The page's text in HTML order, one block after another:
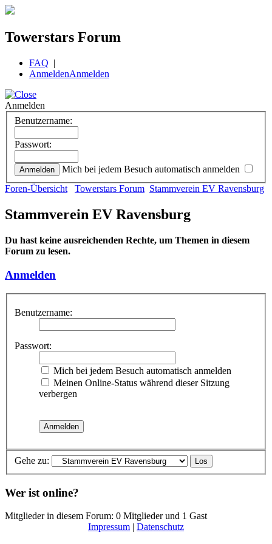
Towerstars Forum
FAQ |
AnmeldenAnmelden
Anmelden
Benutzername:
Passwort:
Mich bei jedem Besuch automatisch anmelden
Foren-Übersicht
Towerstars Forum Stammverein EV Ravensburg
Stammverein EV Ravensburg
Du hast keine ausreichenden Rechte, um Themen in diesem
Forum zu lesen.
Anmelden
Benutzername:
Passwort:
Mich bei jedem Besuch automatisch anmelden
Meinen Online-Status während dieser Sitzung
verbergen
Gehe zu:
Wer ist online?
Mitglieder in diesem Forum: 0 Mitglieder und 1 Gast
Impressum | Datenschutz